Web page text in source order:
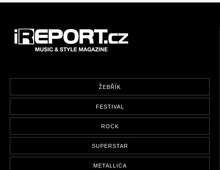
ŽEBŘÍK
FESTIVAL
ROCK
SUPERSTAR
METALLICA